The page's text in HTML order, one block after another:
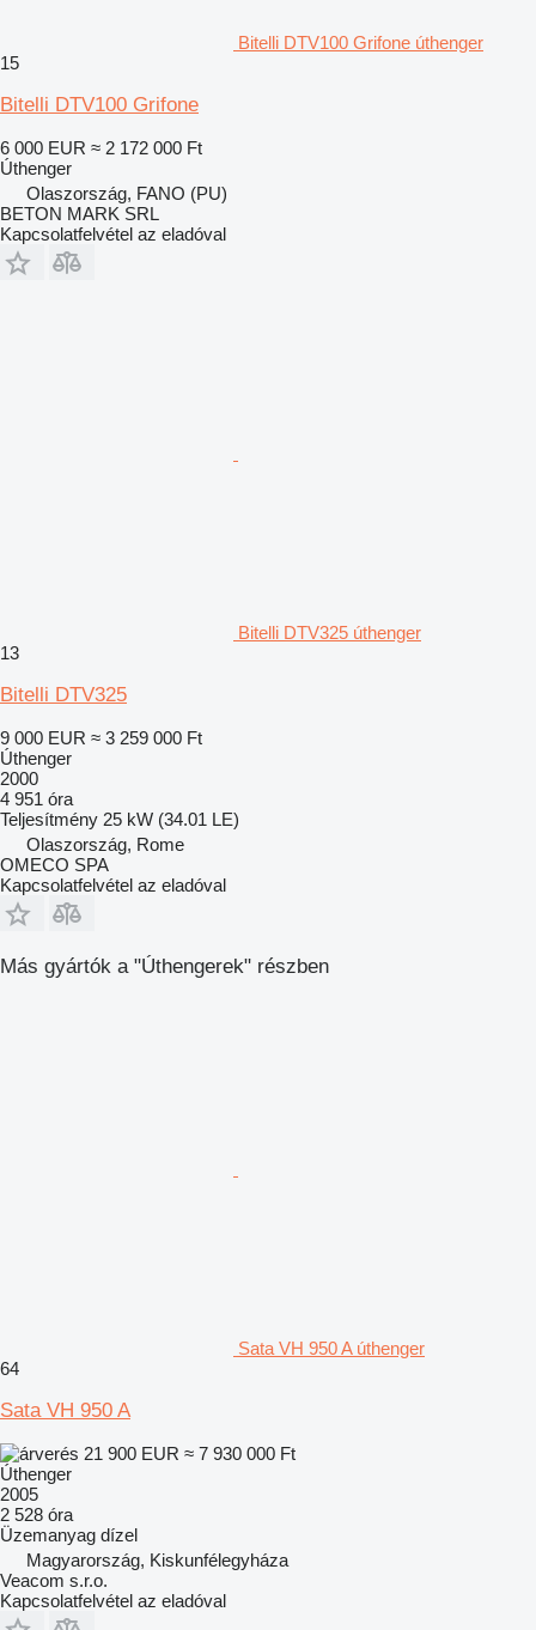
Bitelli DTV100 Grifone úthenger
15
Bitelli DTV100 Grifone
6 000 EUR ≈ 2 172 000 Ft
Úthenger
Olaszország, FANO (PU)
BETON MARK SRL
Kapcsolatfelvétel az eladóval
Bitelli DTV325 úthenger
13
Bitelli DTV325
9 000 EUR ≈ 3 259 000 Ft
Úthenger
2000
4 951 óra
Teljesítmény 25 kW (34.01 LE)
Olaszország, Rome
OMECO SPA
Kapcsolatfelvétel az eladóval
Más gyártók a "Úthengerek" részben
Sata VH 950 A úthenger
64
Sata VH 950 A
21 900 EUR ≈ 7 930 000 Ft
Úthenger
2005
2 528 óra
Üzemanyag dízel
Magyarország, Kiskunfélegyháza
Veacom s.r.o.
Kapcsolatfelvétel az eladóval